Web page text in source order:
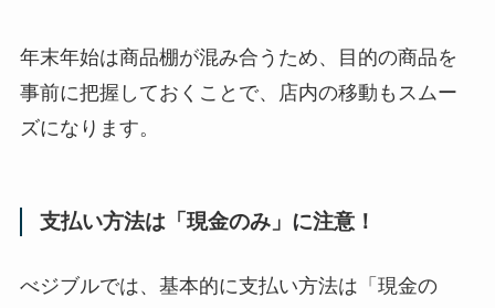
年末年始は商品棚が混み合うため、目的の商品を
事前に把握しておくことで、店内の移動もスムー
ズになります。
支払い方法は「現金のみ」に注意！
べジブルでは、基本的に支払い方法は「現金の